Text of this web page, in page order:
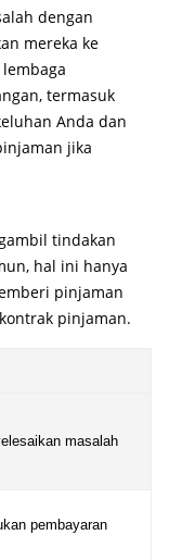
dengan
mereka ke
lembaga
termasuk
Anda dan
jika
tindakan
hal ini hanya
pinjaman
pinjaman.
masalah
pembayaran